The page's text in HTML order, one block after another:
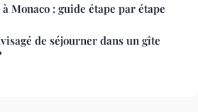
Monaco : guide étape par étape
de séjourner dans un gîte